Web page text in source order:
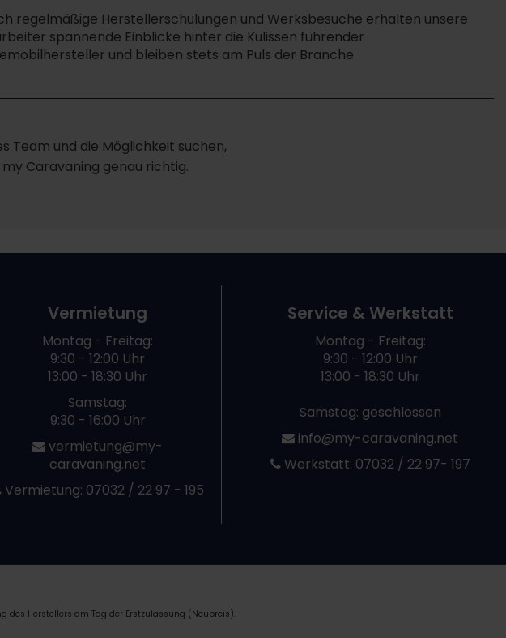
regelmäßige Herstellerschulungen und Werksbesuche erhalten unsere
spannende Einblicke hinter die Kulissen führender
und bleiben stets am Puls der Branche.
Team und die Möglichkeit suchen,
Caravaning genau richtig.
Vermietung
Montag - Freitag:
9:30 - 12:00 Uhr
13:00 - 18:30 Uhr
Samstag:
9:30 - 16:00 Uhr
vermietung@my-
caravaning.net
Vermietung: 07032 / 22 97 - 195
Service & Werkstatt
Montag - Freitag:
9:30 - 12:00 Uhr
13:00 - 18:30 Uhr
Samstag: geschlossen
info@my-caravaning.net
Werkstatt: 07032 / 22 97- 197
Herstellers am Tag der Erstzulassung (Neupreis).